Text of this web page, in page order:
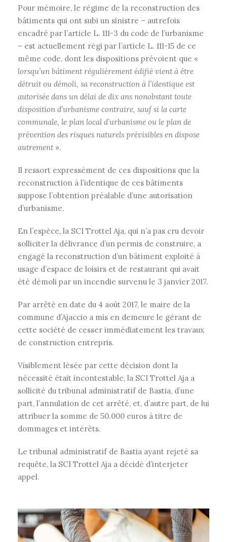
Pour mémoire, le régime de la reconstruction des
bâtiments qui ont subi un sinistre – autrefois
encadré par l’article L. 111-3 du code de l’urbanisme
– est actuellement régi par l’article L. 111-15 de ce
même code, dont les dispositions prévoient que «
lorsqu’un bâtiment régulièrement édifié vient à être
détruit ou démoli, sa reconstruction à l’identique est
autorisée dans un délai de dix ans nonobstant toute
disposition d’urbanisme contraire, sauf si la carte
communale, le plan local d’urbanisme ou le plan de
prévention des risques naturels prévisibles en dispose
autrement».
Il ressort expressément de ces dispositions que la
reconstruction à l’identique de ces bâtiments
suppose l’obtention préalable d’une autorisation
d’urbanisme.
En l’espèce, la SCI Trottel Aja, qui n’a pas cru devoir
solliciter la délivrance d’un permis de construire, a
engagé la reconstruction d’un bâtiment exploité à
usage d’espace de loisirs et de restaurant qui avait
été démoli par un incendie survenu le 3 janvier 2017.
Par arrêté en date du 4 août 2017, le maire de la
commune d’Ajaccio a mis en demeure le gérant de
cette société de cesser immédiatement les travaux
de construction entrepris.
Visiblement lésée par cette décision dont la
nécessité était incontestable, la SCI Trottel Aja a
sollicité du tribunal administratif de Bastia, d’une
part, l’annulation de cet arrêté, et, d’autre part, de lui
attribuer la somme de 50.000 euros à titre de
dommages et intérêts.
Le tribunal administratif de Bastia ayant rejeté sa
requête, la SCI Trottel Aja a décidé d’interjeter
appel.